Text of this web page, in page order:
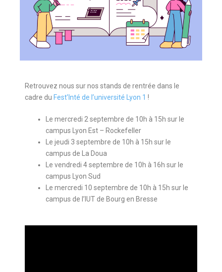
Retrouvez nous sur nos stands de rentrée dans le
cadre du Fest’Inté de l’université Lyon 1 !
Le mercredi 2 septembre de 10h à 15h sur le
campus Lyon Est – Rockefeller
Le jeudi 3 septembre de 10h à 15h sur le
campus de La Doua
Le vendredi 4 septembre de 10h à 16h sur le
campus Lyon Sud
Le mercredi 10 septembre de 10h à 15h sur le
campus de l’IUT de Bourg en Bresse